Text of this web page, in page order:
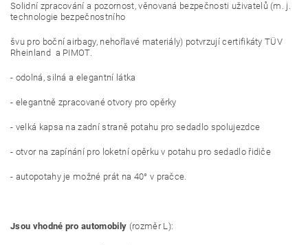
Solidní zpracování a pozornost, věnovaná bezpečnosti uživatelů (m. j.
technologie bezpečnostního
švu pro boční airbagy, nehořlavé materiály) potvrzují certifikáty TÜV
Rheinland a PIMOT.
- odolná, silná a elegantní látka
- elegantně zpracované otvory pro opěrky
- velká kapsa na zadní straně potahu pro sedadlo spolujezdce
- otvor na zapínání pro loketní opěrku v potahu pro sedadlo řidiče
- autopotahy je možné prát na 40° v pračce.
Jsou vhodné pro automobily (rozměr L):